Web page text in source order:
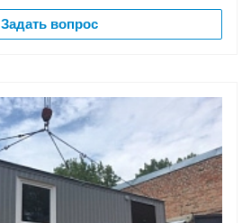
Задать вопрос